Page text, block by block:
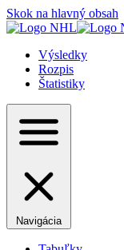
Skok na hlavný obsah
Výsledky
Rozpis
Štatistiky
Navigácia